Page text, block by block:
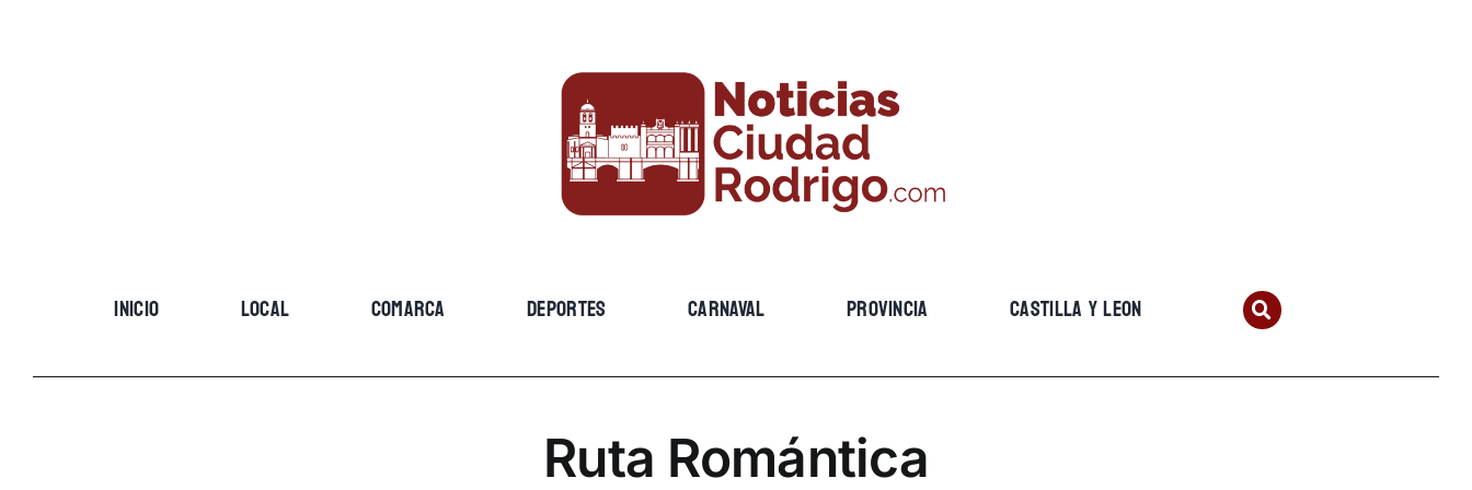
INICIO LOCAL COMARCA DEPORTES CARNAVAL PROVINCIA CASTILLA Y LEON
Ruta Romántica